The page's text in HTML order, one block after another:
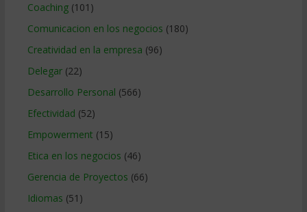
Coaching(101)
Comunicacion en los negocios (180)
Creatividad en la empresa (96)
Delegar(22)
Desarrollo Personal (566)
Efectividad (52)
Empowerment (15)
Etica en los negocios (46)
Gerencia de Proyectos (66)
Idiomas (51)